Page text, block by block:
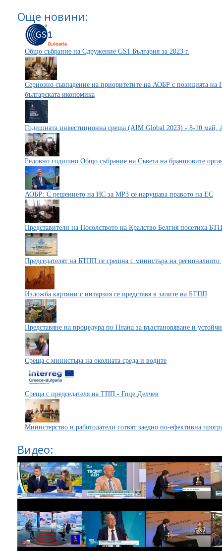
Още новини:
Общо събрание на Сдружение GS1 България за 2023 г.
Сериозно съвпадение на приоритетите на АОБР с позицията на
българската икономика
Годишната инвестиционна среща (AIM Global 2023) - 8-10 май,
Редовно годишно Общо събрание на Съвета на браншовите
АОБР: С решението на НС за МРЗ се нарушава правото на ЕС
Представители на Посолството на Кралство Белгия посетиха
Председателят на БТПП се срещна с министъра на регионалното
Изложба картини с интарзия се представя в залите на БТПП
Представяне на процедура по Плана за възстановяване и
Среща с министъра на околната среда и водите
Среща с председателя на ТПП - Гоце Делчев
Министерство и работодатели готвят заедно по-ефективна
Видео: